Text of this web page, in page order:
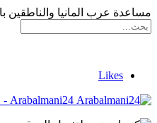
مساعدة عرب المانيا والناطقين
Likes
Arabalmani24 - مساعدة عرب المانيا والناطقين باللغة العربية بأهم المعلومات التي يحتاجونها